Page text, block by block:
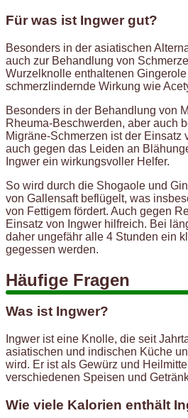
Für was ist Ingwer gut?
Besonders in der asiatischen
auch zur Behandlung von
Wurzelknolle enthaltenen
schmerzlindernde Wirkung wie
Besonders in der Behandlung von
Rheuma-Beschwerden, aber auch
Migräne-Schmerzen ist der Einsatz
auch gegen das Leiden an
Ingwer ein wirkungsvoller Helfer.
So wird durch die Shogaole und
von Gallensaft beflügelt, was
von Fettigem fördert. Auch gegen
Einsatz von Ingwer hilfreich. Bei
daher ungefähr alle 4 Stunden ein
gegessen werden.
Häufige Fragen
Was ist Ingwer?
Ingwer ist eine Knolle, die seit
asiatischen und indischen Küche
wird. Er ist als Gewürz und
verschiedenen Speisen und
Wie viele Kalorien enthält